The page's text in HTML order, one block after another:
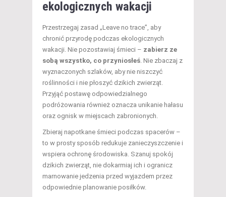
ekologicznych wakacji
Przestrzegaj zasad „Leave no trace”, aby
chronić przyrodę podczas ekologicznych
wakacji. Nie pozostawiaj śmieci – zabierz ze
sobą wszystko, co przyniosłeś . Nie zbaczaj z
wyznaczonych szlaków, aby nie niszczyć
roślinności i nie płoszyć dzikich zwierząt.
Przyjąć postawę odpowiedzialnego
podróżowania również oznacza unikanie hałasu
oraz ognisk w miejscach zabronionych.
Zbieraj napotkane śmieci podczas spacerów –
to w prosty sposób redukuje zanieczyszczenie i
wspiera ochronę środowiska. Szanuj spokój
dzikich zwierząt, nie dokarmiaj ich i ogranicz
marnowanie jedzenia przed wyjazdem przez
odpowiednie planowanie posiłków.